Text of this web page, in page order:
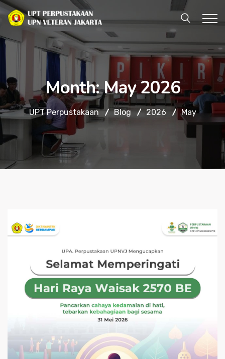
Month:May 2026
UPT Perpustakaan Blog 2026 May